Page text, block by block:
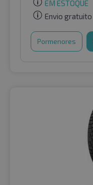
EM ESTOQUE
Envio gratuito
Pormenores